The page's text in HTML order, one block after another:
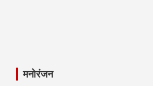
मनोरंजन